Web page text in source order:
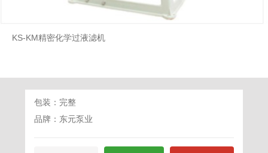
KS-KM精密化学过液滤机
包装：完整
品牌：东元泵业